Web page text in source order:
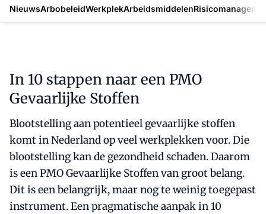
NieuwsArbobeleidWerkplekArbeidsmiddelen
In 10 stappen naar een PMO
Gevaarlijke Stoffen
Blootstelling aan potentieel gevaarlijke stoffen
komt in Nederland op veel werkplekken voor. Die
blootstelling kan de gezondheid schaden. Daarom
is een PMO Gevaarlijke Stoffen van groot belang.
Dit is een belangrijk, maar nog te weinig toegepast
instrument. Een pragmatische aanpak in 10